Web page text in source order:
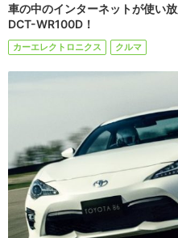
車の中のインターネットが使い
DCT-WR100D！
カーエレクトロニクス クルマ